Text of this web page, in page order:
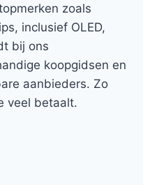
zoals
inclusief OLED,
bij ons
koopgidsen en
aanbieders. Zo
veel betaalt.